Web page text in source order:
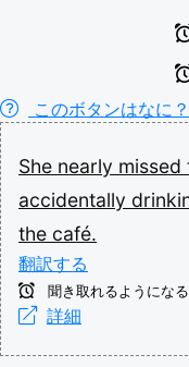
このボタンはなに？
She nearly missed
accidentally
the café.
翻訳する
聞き取れるようになる
詳細